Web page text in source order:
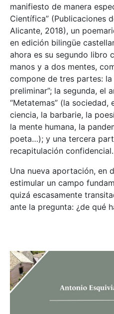
manifiesto de manera
Científica” (Publicaciones
Alicante, 2018), un
en edición bilingüe
ahora es su segundo libro
manos y a dos mentes,
compone de tres partes: la
preliminar”; la segunda, el
“Metatemas” (la sociedad,
ciencia, la barbarie, la
la mente humana, la
poeta…); y una tercera
recapitulación confidencial.
Una nueva aportación, en
estimular un campo
quizá escasamente
ante la pregunta: ¿de qué